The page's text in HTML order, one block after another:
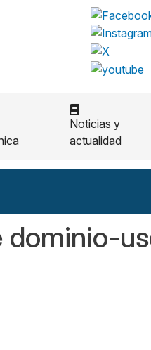
Noticias y
actualidad
dominio-